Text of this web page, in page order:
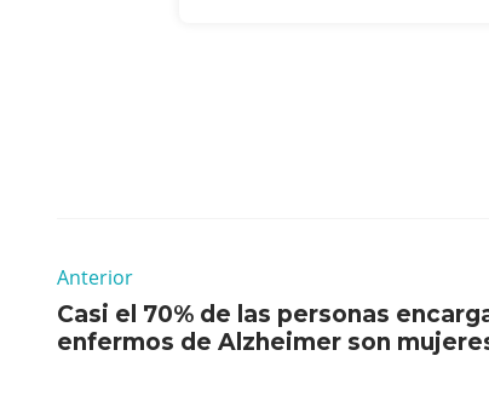
Anterior
Casi el 70% de las personas
enfermos de Alzheimer son